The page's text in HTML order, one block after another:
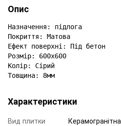
Опис
Назначення: підлога
Покриття: Матова
Ефект поверхні: Під бетон
Розмір: 600x600
Колір: Сірий
Товщина: 8мм
Характеристики
Вид плитки
Керамогранітна